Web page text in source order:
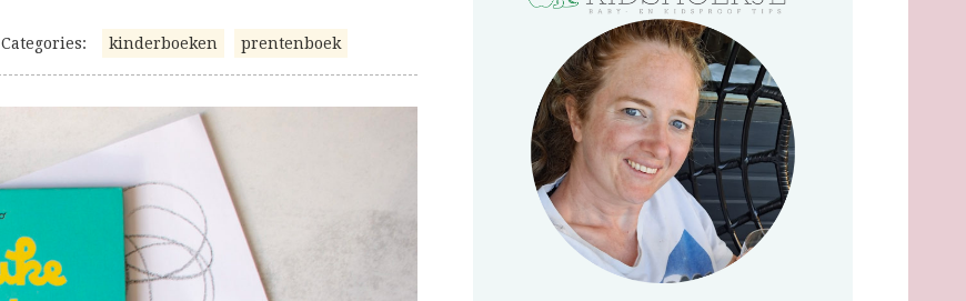
Categories: kinderboeken prentenboek